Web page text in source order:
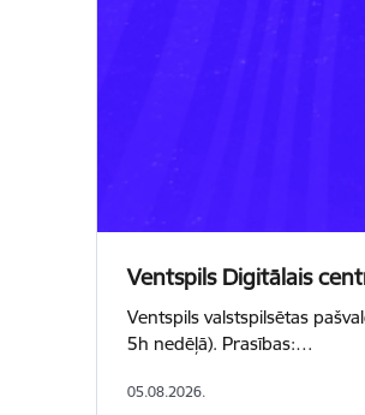
Ventspils Digitālais
Ventspils valstspilsētas
5h nedēļā). Prasības:…
05.08.2026.